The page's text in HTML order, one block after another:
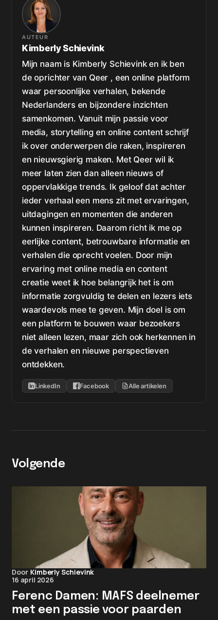
AUTEUR
Kimberly Schievink
Mijn naam is Kimberly Schievink en ik ben
de oprichter van Qeer , een online platform
waar persoonlijke verhalen, bekende
Nederlanders en bijzondere inzichten
samenkomen. Vanuit mijn passie voor
media, storytelling en online content schrijf
ik over onderwerpen die raken, inspireren
en nieuwsgierig maken. Met Qeer wil ik
meer laten zien dan alleen nieuws of
oppervlakkige trends. Ik geloof dat achter
ieder verhaal een mens zit met ervaringen,
uitdagingen en momenten die anderen
kunnen inspireren. Daarom richt ik me op
eerlijke content, betrouwbare informatie en
verhalen die oprecht voelen. Door mijn
ervaring met online media en content
creatie weet ik hoe belangrijk het is om
informatie zorgvuldig te delen en lezers iets
waardevols mee te geven. Mijn doel is om
een platform te bouwen waar bezoekers
niet alleen lezen, maar zich ook herkennen in
de verhalen en nieuwe perspectieven
ontdekken.
LinkedIn Facebook Alle artikelen
Volgende
Door Kimberly Schievink
16 april 2026
Ferenc Damen: MAFS deelnemer
met een passie voor paarden